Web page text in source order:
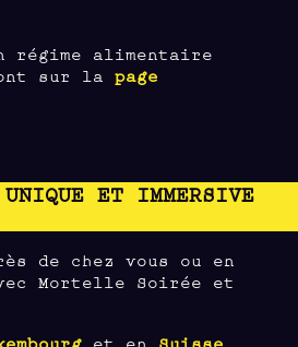
régime alimentaire
sur lapage
ET IMMERSIVE
de chez vous ou en
Mortelle Soirée et
et en Suisse